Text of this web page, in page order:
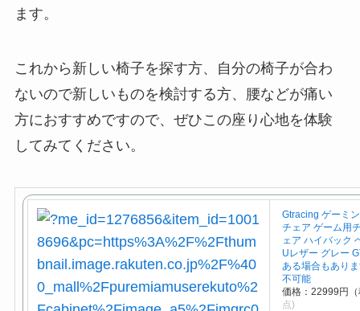
ます。
これから新しい椅子を探す方、自分の椅子が合わ
ないので新しいものを検討する方、腰などが痛い
方におすすめですので、ぜひこの座り心地を体験
してみてください。
Gtracing ゲーミ
チェア ゲーム用
ェア ハイバック
Uレザー グレー
ある場合もあり
不可能
価格：22999円
点)